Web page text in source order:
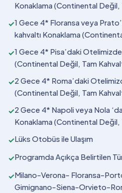
Konaklama (Continental Değil,
✓1 Gece 4* Floransa veya
kahvaltı Konaklama
✓1 Gece 4* Pisa’daki
(Continental Değil, Tam
✓2 Gece 4* Roma’daki
(Continental Değil, Tam
✓2 Gece 4* Napoli veya Nola
Konaklama (Continental Değil,
✓Lüks Otobüs ile Ulaşım
✓Programda Açıkça Belirtilen
✓Milano-Verona- Floransa-
Gimignano-Siena-Orvieto-